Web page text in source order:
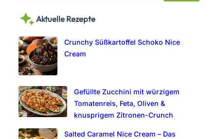
r
h
Aktuelle Rezepte
Crunchy Süßkartoffel Schoko Nice
Cream
Gefüllte Zucchini mit würzigem
Tomatenreis, Feta, Oliven &
knusprigem Zitronen-Crunch
Salted Caramel Nice Cream – Das